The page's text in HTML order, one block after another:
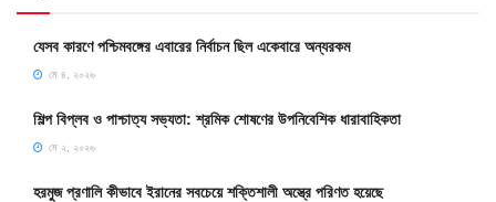
যেসব কারণে পশ্চিমবঙ্গের এবারের নির্বাচন ছিল একেবারে অন্যরকম
মে ৪, ২০২৬
শিল্প বিপ্লব ও পাশ্চাত্য সভ্যতা: শ্রমিক শোষণের উপনিবেশিক ধারাবাহিকতা
মে ২, ২০২৬
হরমুজ প্রণালি কীভাবে ইরানের সবচেয়ে শক্তিশালী অস্ত্রে পরিণত হয়েছে